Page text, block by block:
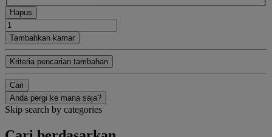
Hapus
Tambahkan kamar
Kriteria pencarian tambahan
Cari
Anda pergi ke mana saja?
Skip search by categories